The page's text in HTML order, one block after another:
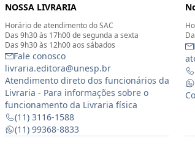
NOSSA LIVRARIA
Horário de atendimento do SAC
Das 9h30 às 17h00 de segunda a sexta
Das 9h30 às 12h00 aos sábados
Fale conosco
livraria.editora@unesp.br
Atendimento direto dos funcionários da
Livraria - Para informações sobre o
funcionamento da Livraria física
(11) 3116-1588
(11) 99368-8833